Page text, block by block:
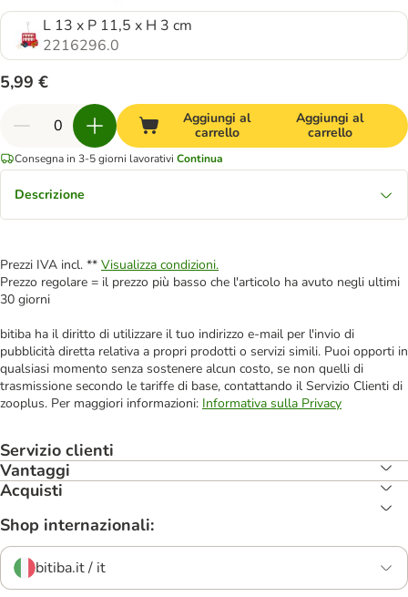
L 13 x P 11,5 x H 3 cm
2216296.0
5,99 €
Aggiungi al
carrello
Aggiungi al
carrello
Consegna in 3-5 giorni lavorativi Continua
Descrizione
Prezzi IVA incl. ** Visualizza condizioni.
Prezzo regolare = il prezzo più basso che l'articolo ha avuto negli ultimi
30 giorni
bitiba ha il diritto di utilizzare il tuo indirizzo e-mail per l'invio di
pubblicità diretta relativa a propri prodotti o servizi simili. Puoi opporti in
qualsiasi momento senza sostenere alcun costo, se non quelli di
trasmissione secondo le tariffe di base, contattando il Servizio Clienti di
zooplus. Per maggiori informazioni: Informativa sulla Privacy
Servizio clienti
Vantaggi
Acquisti
Shop internazionali:
bitiba.it / it